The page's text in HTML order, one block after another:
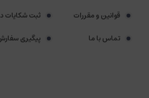
قوانین و مقررات
ثبت شکایات
تماس با ما پیگیری